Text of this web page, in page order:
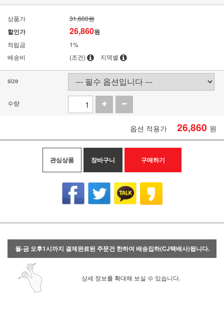
상품가 31,600원
할인가 26,860원
적립금
1%
배송비
(조건) 지역별
size
수량
옵션 적용가 26,860 원
관심상품 장바구니 구매하기
월-금 오후1시까지 결제완료된 주문건 한하여 배송집하(CJ택배사)됩니다.
상세 정보를 확대해 보실 수 있습니다.